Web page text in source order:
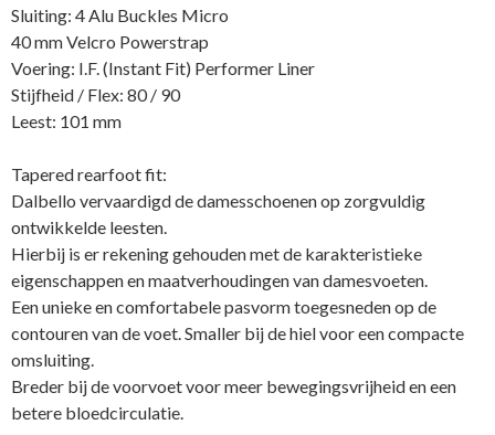
Sluiting: 4 Alu Buckles Micro
40 mm Velcro Powerstrap
Voering: I.F. (Instant Fit) Performer Liner
Stijfheid / Flex: 80 / 90
Leest: 101 mm
Tapered rearfoot fit:
Dalbello vervaardigd de damesschoenen op zorgvuldig
ontwikkelde leesten.
Hierbij is er rekening gehouden met de karakteristieke
eigenschappen en maatverhoudingen van damesvoeten.
Een unieke en comfortabele pasvorm toegesneden op de
contouren van de voet. Smaller bij de hiel voor een compacte
omsluiting.
Breder bij de voorvoet voor meer bewegingsvrijheid en een
betere bloedcirculatie.